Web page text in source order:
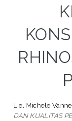
Lie, Michele
DAN KUALITAS